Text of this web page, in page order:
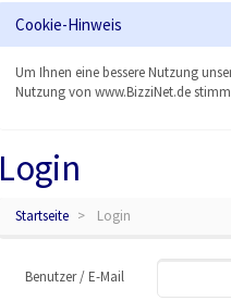
Cookie-Hinweis
Um Ihnen eine bessere Nutzung
Nutzung von www.BizziNet.de
Login
Startseite Login
Benutzer / E-Mail